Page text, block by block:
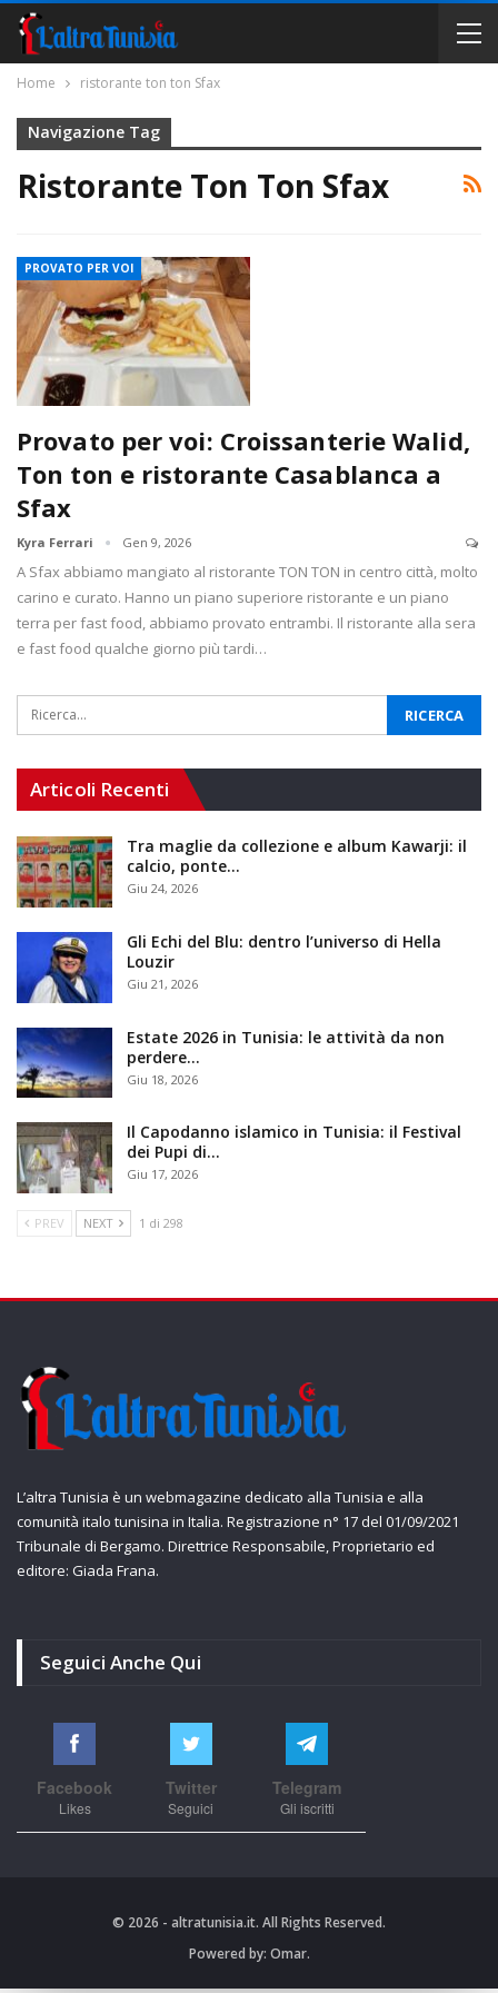
Home ristorante ton ton Sfax
Navigazione Tag
Ristorante Ton Ton Sfax
PROVATO PER VOI
Provato per voi: Croissanterie Walid,
Ton ton e ristorante Casablanca a
Sfax
Kyra Ferrari Gen 9, 2026
A Sfax abbiamo mangiato al ristorante TON TON in centro città, molto
carino e curato. Hanno un piano superiore ristorante e un piano
terra per fast food, abbiamo provato entrambi. Il ristorante alla sera
e fast food qualche giorno più tardi…
Articoli Recenti
Tra maglie da collezione e album Kawarji: il
calcio, ponte…
Giu 24, 2026
Gli Echi del Blu: dentro l’universo di Hella
Louzir
Giu 21, 2026
Estate 2026 in Tunisia: le attività da non
perdere…
Giu 18, 2026
Il Capodanno islamico in Tunisia: il Festival
dei Pupi di…
Giu 17, 2026
PREV NEXT 1 di 298
L’altra Tunisia è un webmagazine dedicato alla Tunisia e alla
comunità italo tunisina in Italia. Registrazione n° 17 del 01/09/2021
Tribunale di Bergamo. Direttrice Responsabile, Proprietario ed
editore: Giada Frana.
Seguici Anche Qui
Facebook
Likes
Twitter
Seguici
Telegram
Gli iscritti
© 2026 - altratunisia.it. All Rights Reserved.
Powered by: Omar.